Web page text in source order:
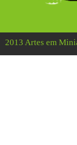
2013 Artes em